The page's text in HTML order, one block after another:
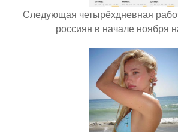
Следующая четырёхдневная
россиян в начале ноября